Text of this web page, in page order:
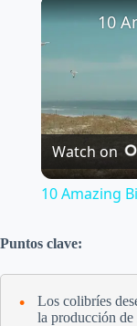
Watch on
10 Amazing
Puntos clave:
Los colibríes
la producción de